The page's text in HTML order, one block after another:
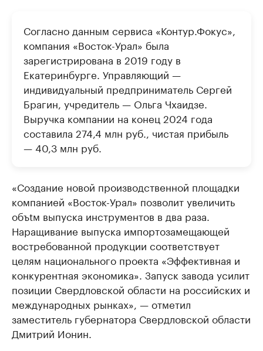
Согласно данным сервиса «Контур.Фокус»,
компания «Восток-Урал» была
зарегистрирована в 2019 году в
Екатеринбурге. Управляющий —
индивидуальный предприниматель Сергей
Брагин, учредитель — Ольга Чхаидзе.
Выручка компании на конец 2024 года
составила 274,4 млн руб., чистая прибыль
— 40,3 млн руб.
«Создание новой производственной площадки
компанией «Восток-Урал» позволит увеличить
объtм выпуска инструментов в два раза.
Наращивание выпуска импортозамещающей
востребованной продукции соответствует
целям национального проекта «Эффективная и
конкурентная экономика». Запуск завода усилит
позиции Свердловской области на российских и
международных рынках», — отметил
заместитель губернатора Свердловской области
Дмитрий Ионин.